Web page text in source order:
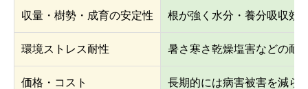
収量・樹勢・成育の安定性 根が強く水分・養分吸収効
環境ストレス耐性 暑さ寒さ乾燥塩害などの耐
価格・コスト 長期的には病害被害を減ら